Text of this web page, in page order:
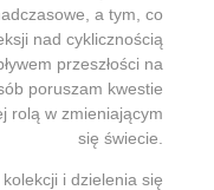
a tym, co
nad cyklicznością
przeszłości na
poruszam kwestie
rolą w zmieniającym
się świecie.
i dzielenia się